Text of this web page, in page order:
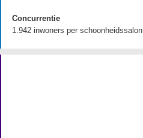
Concurrentie
1.942 inwoners per schoonheidssalon